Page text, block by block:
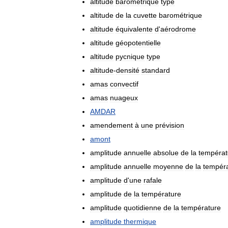
altitude de la cuvette barométrique
altitude équivalente d'aérodrome
altitude géopotentielle
altitude pycnique type
altitude-densité standard
amas convectif
amas nuageux
AMDAR
amendement à une prévision
amont
amplitude annuelle absolue de la
amplitude annuelle moyenne de la
amplitude d'une rafale
amplitude de la température
amplitude quotidienne de la température
amplitude thermique